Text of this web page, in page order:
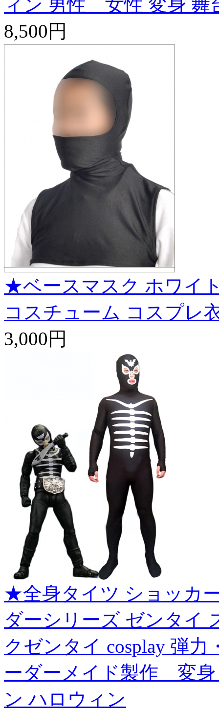
ィン 男性 女性 変身 舞
8,500円
★ベースマスク ホワイ
コスチューム コスプレ
3,000円
★全身タイツ ショッカ
ダーシリーズ ゼンタイ
クゼンタイ cosplay 弾
ーダーメイド製作 変
ン ハロウィン